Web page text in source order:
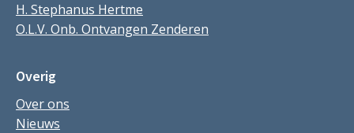
H. Stephanus Hertme
O.L.V. Onb. Ontvangen Zenderen
Overig
Over ons
Nieuws